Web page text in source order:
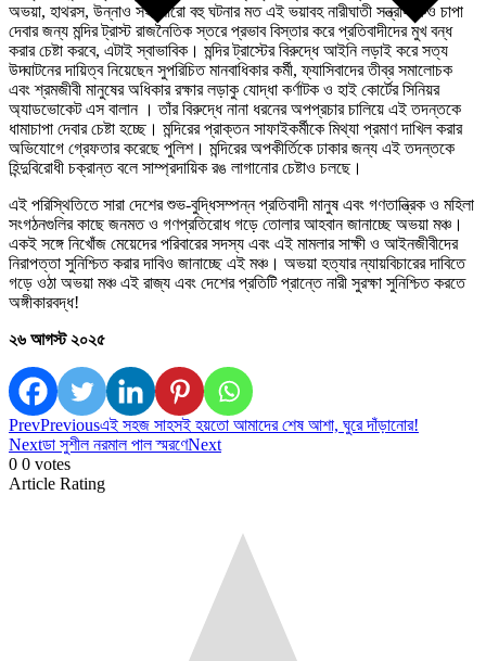
অভয়া, হাথরস, উন্নাও সহ আরো বহু ঘটনার মত এই ভয়াবহ নারীঘাতী সন্ত্রাসকেও চাপা
দেবার জন্য মন্দির ট্রাস্ট রাজনৈতিক স্তরে প্রভাব বিস্তার করে প্রতিবাদীদের মুখ বন্ধ
করার চেষ্টা করবে, এটাই স্বাভাবিক। মন্দির ট্রাস্টের বিরুদ্ধে আইনি লড়াই করে সত্য
উদ্ঘাটনের দায়িত্ব নিয়েছেন সুপরিচিত মানবাধিকার কর্মী, ফ্যাসিবাদের তীব্র সমালোচক
এবং শ্রমজীবী মানুষের অধিকার রক্ষার লড়াকু যোদ্ধা কর্ণাটক ও হাই কোর্টের সিনিয়র
অ্যাডভোকেট এস বালান । তাঁর বিরুদ্ধে নানা ধরনের অপপ্রচার চালিয়ে এই তদন্তকে
ধামাচাপা দেবার চেষ্টা হচ্ছে। মন্দিরের প্রাক্তন সাফাইকর্মীকে মিথ্যা প্রমাণ দাখিল করার
অভিযোগে গ্রেফতার করেছে পুলিশ। মন্দিরের অপকীর্তিকে ঢাকার জন্য এই তদন্তকে
হিন্দুবিরোধী চক্রান্ত বলে সাম্প্রদায়িক রঙ লাগানোর চেষ্টাও চলছে।
এই পরিস্থিতিতে সারা দেশের শুভ-বুদ্ধিসম্পন্ন প্রতিবাদী মানুষ এবং গণতান্ত্রিক ও মহিলা
সংগঠনগুলির কাছে জনমত ও গণপ্রতিরোধ গড়ে তোলার আহবান জানাচ্ছে অভয়া মঞ্চ।
একই সঙ্গে নিখোঁজ মেয়েদের পরিবারের সদস্য এবং এই মামলার সাক্ষী ও আইনজীবীদের
নিরাপত্তা সুনিশ্চিত করার দাবিও জানাচ্ছে এই মঞ্চ। অভয়া হত্যার ন্যায়বিচারের দাবিতে
গড়ে ওঠা অভয়া মঞ্চ এই রাজ্য এবং দেশের প্রতিটি প্রান্তে নারী সুরক্ষা সুনিশ্চিত করতে
অঙ্গীকারবদ্ধ!
২৬ আগস্ট ২০২৫
PrevPreviousএই সহজ সাহসই হয়তো আমাদের শেষ আশা, ঘুরে দাঁড়ানোর!
Nextডা সুশীল নরমাল পাল স্মরণেNext
0 0 votes
Article Rating